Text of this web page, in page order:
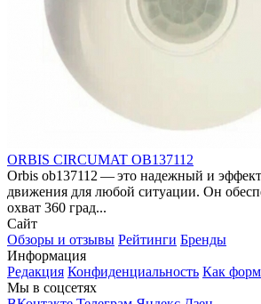
ORBIS CIRCUMAT OB137112
Orbis ob137112 — это надежный и
движения для любой ситуации. Он
охват 360 град...
Сайт
Обзоры и отзывы Рейтинги Бренды
Информация
Редакция Конфиденциальность Как
Мы в соцсетях